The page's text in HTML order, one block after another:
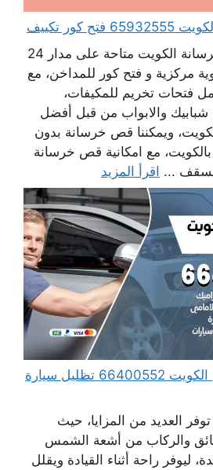
كور تكييف
خدمات شركة قص خرسانة الكويت متاحة على مدار 24
مركزية و فتح كور للمداخن، مع
فتحات تخريم للمكيفات،
شبابيك والابواب من قبل أفضل
ويمكننا قص خرسانة بدون
مع امكانية قص خرسانة
... اقرأ المزيد
تظليل سيارات متنقل الكويت 66400552 تظليل سيارة
العديد من المزايا، حيث
والركاب من أشعة الشمس
ليوفر راحة أثناء القيادة ويقلل